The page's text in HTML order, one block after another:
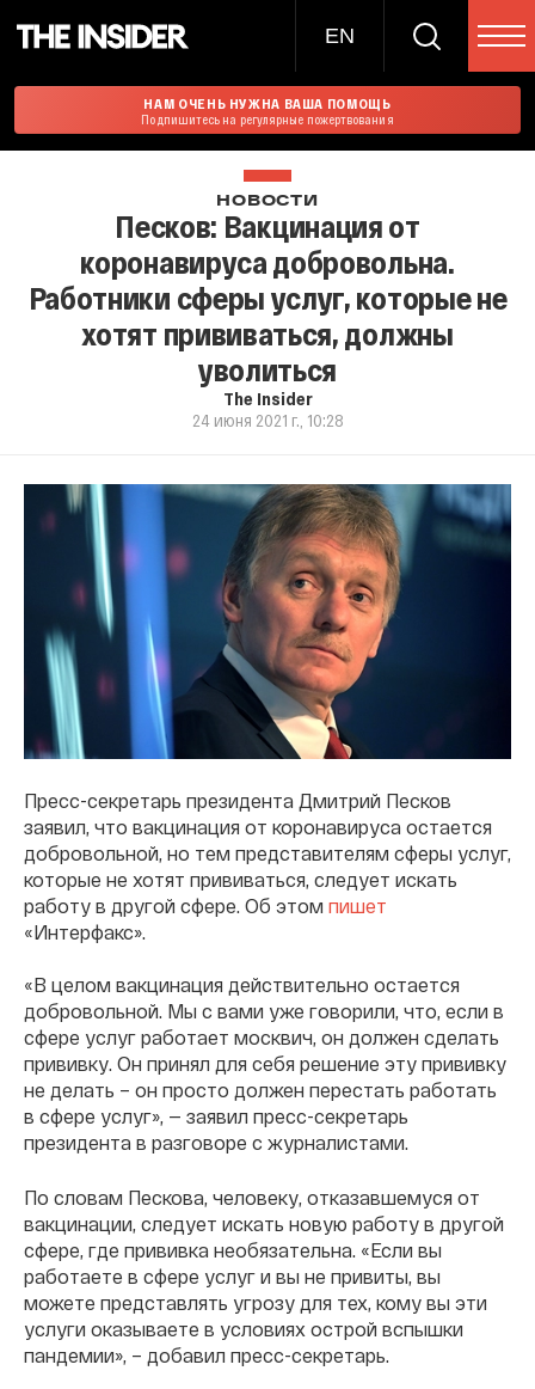
EN
НАМ ОЧЕНЬ НУЖНА ВАША ПОМОЩЬ
Подпишитесь на регулярные пожертвования
НОВОСТИ
Песков: Вакцинация от
коронавируса добровольна.
Работники сферы услуг, которые не
хотят прививаться, должны
уволиться
The Insider
24 июня 2021 г., 10:28
Пресс-секретарь президента Дмитрий Песков
заявил, что вакцинация от коронавируса остается
добровольной, но тем представителям сферы услуг,
которые не хотят прививаться, следует искать
работу в другой сфере. Об этом пишет
«Интерфакс».
«В целом вакцинация действительно остается
добровольной. Мы с вами уже говорили, что, если в
сфере услуг работает москвич, он должен сделать
прививку. Он принял для себя решение эту прививку
не делать – он просто должен перестать работать
в сфере услуг», — заявил пресс-секретарь
президента в разговоре с журналистами.
По словам Пескова, человеку, отказавшемуся от
вакцинации, следует искать новую работу в другой
сфере, где прививка необязательна. «Если вы
работаете в сфере услуг и вы не привиты, вы
можете представлять угрозу для тех, кому вы эти
услуги оказываете в условиях острой вспышки
пандемии», – добавил пресс-секретарь.